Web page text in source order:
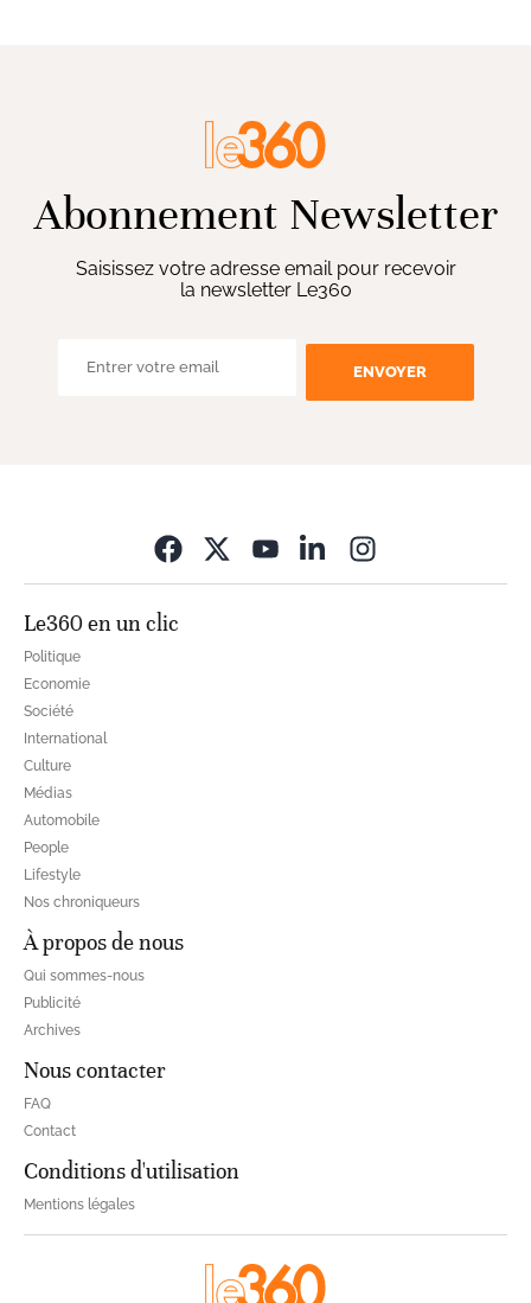
Abonnement Newsletter
Saisissez votre adresse email pour recevoir
la newsletter Le360
ENVOYER
Le360 en un clic
Politique
Economie
Société
International
Culture
Médias
Automobile
People
Lifestyle
Nos chroniqueurs
À propos de nous
Qui sommes-nous
Publicité
Archives
Nous contacter
FAQ
Contact
Conditions d'utilisation
Mentions légales